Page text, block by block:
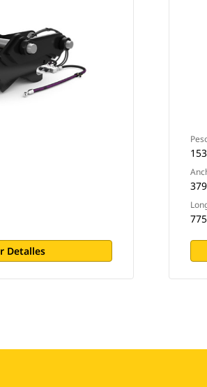
Detalles